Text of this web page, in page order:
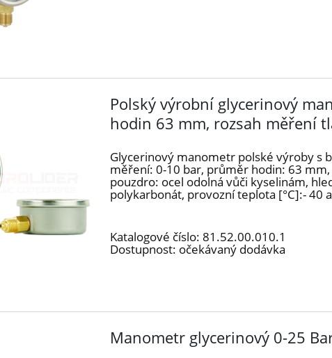
Polský výrobní glycerinový
hodin 63 mm, rozsah měření
Glycerinový manometr polské výroby s
měření: 0-10 bar, průměr hodin: 63
pouzdro: ocel odolná vůči kyselinám,
polykarbonát, provozní teplota [°C]:- 40
Katalogové číslo: 81.52.00.010.1
Dostupnost: očekávaný dodávka
Manometr glycerinový 0-25